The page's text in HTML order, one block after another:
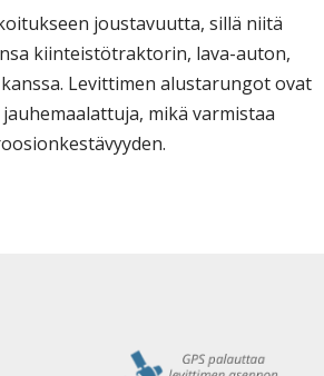
joustavuutta, sillä niitä
kiinteistötraktorin, lava-auton,
Levittimen alustarungot ovat
mikä varmistaa